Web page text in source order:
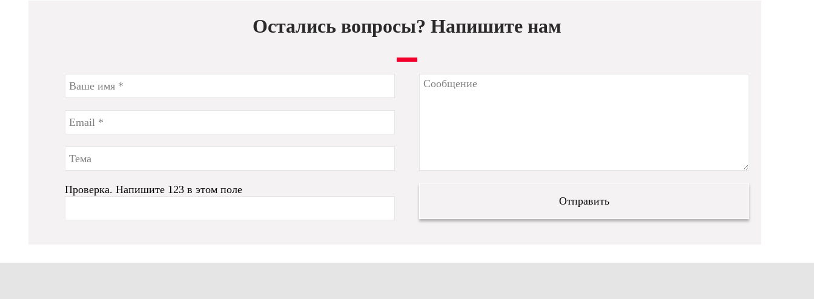
Остались вопросы? Напишите нам
Проверка. Напишите 123 в этом поле